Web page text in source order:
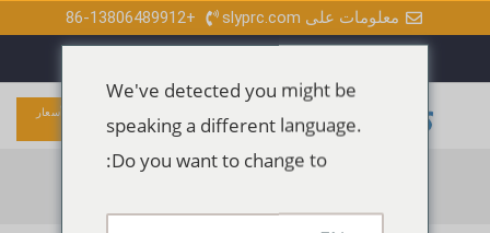
المحتوى
معلومات على slyprc.com +86-13806489912
و
ا
آ
ب
ف
ي
ك
ي
و
و
ب
ل
ي
إ
القائمة
الرئيسية
قائمة الطعام
احصل على عرض أسعار
We've detected you might be
speaking a different language.
Do you want to change to: